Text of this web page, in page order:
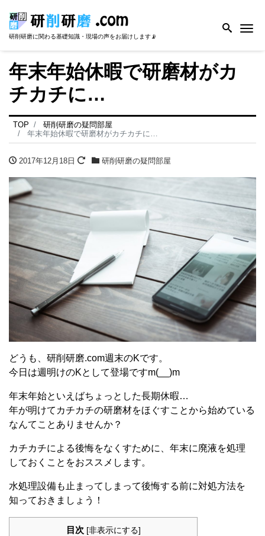
研削研磨に関わる基礎知識・現場の声をお届けします📡
年末年始休暇で研磨材がカ
チカチに…
TOP
研削研磨の疑問部屋
年末年始休暇で研磨材がカチカチに…
2017年12月18日 研削研磨の疑問部屋
どうも、研削研磨.com週末のKです。
今日は週明けのKとして登場ですm(__)m
年末年始といえばちょっとした長期休暇…
年が明けてカチカチの研磨材をほぐすことから始めている
なんてことありませんか？
カチカチによる後悔をなくすために、年末に廃液を処理
しておくことをおススメします。
水処理設備も止まってしまって後悔する前に対処方法を
知っておきましょう！
目次 [非表示にする]